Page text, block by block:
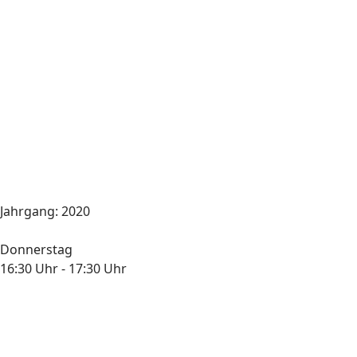
Jahrgang: 2020
Donnerstag
16:30 Uhr - 17:30 Uhr